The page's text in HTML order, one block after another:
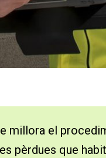
millora el
pèrdues que